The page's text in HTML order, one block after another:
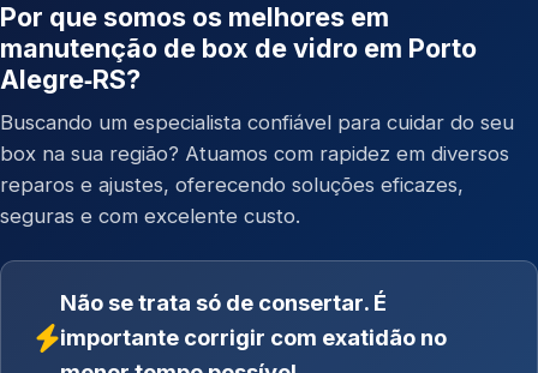
Por que somos os melhores em
manutenção de box de vidro em Porto
Alegre‑RS?
Buscando um especialista confiável para cuidar do seu
box na sua região? Atuamos com rapidez em diversos
reparos e ajustes, oferecendo soluções eficazes,
seguras e com excelente custo.
Não se trata só de consertar. É
importante corrigir com exatidão no